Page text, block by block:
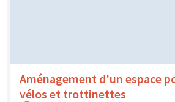
Aménagement d'un espace
vélos et trottinettes